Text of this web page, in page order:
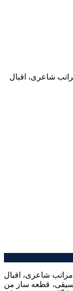
شاعری، اقبال
شاعری، اقبال
قطعه ساز من